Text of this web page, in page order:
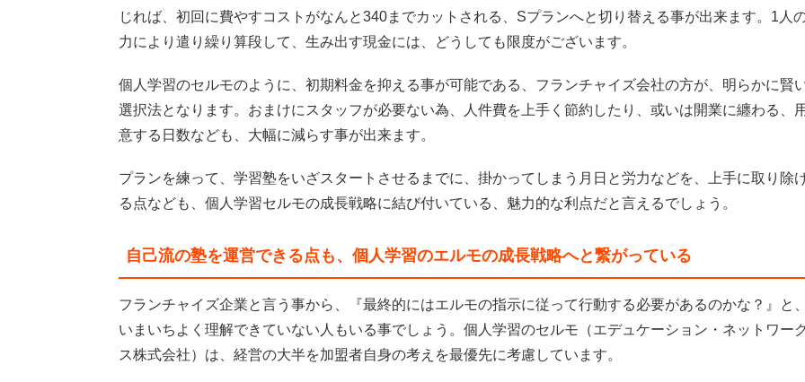
じれば、初回に費やすコストがなんと340までカットされる、Sプランへと切り替える事が出来ます。1人
力により遣り繰り算段して、生み出す現金には、どうしても限度がございます。
個人学習のセルモのように、初期料金を抑える事が可能である、フランチャイズ会社の方が、明らかに賢
選択法となります。おまけにスタッフが必要ない為、人件費を上手く節約したり、或いは開業に纏わる、
意する日数なども、大幅に減らす事が出来ます。
プランを練って、学習塾をいざスタートさせるまでに、掛かってしまう月日と労力などを、上手に取り除
る点なども、個人学習セルモの成長戦略に結び付いている、魅力的な利点だと言えるでしょう。
自己流の塾を運営できる点も、個人学習のエルモの成長戦略へと繋がっている
フランチャイズ企業と言う事から、『最終的にはエルモの指示に従って行動する必要があるのかな？』と
いまいちよく理解できていない人もいる事でしょう。個人学習のセルモ（エデュケーション・ネットワー
ス株式会社）は、経営の大半を加盟者自身の考えを最優先に考慮しています。